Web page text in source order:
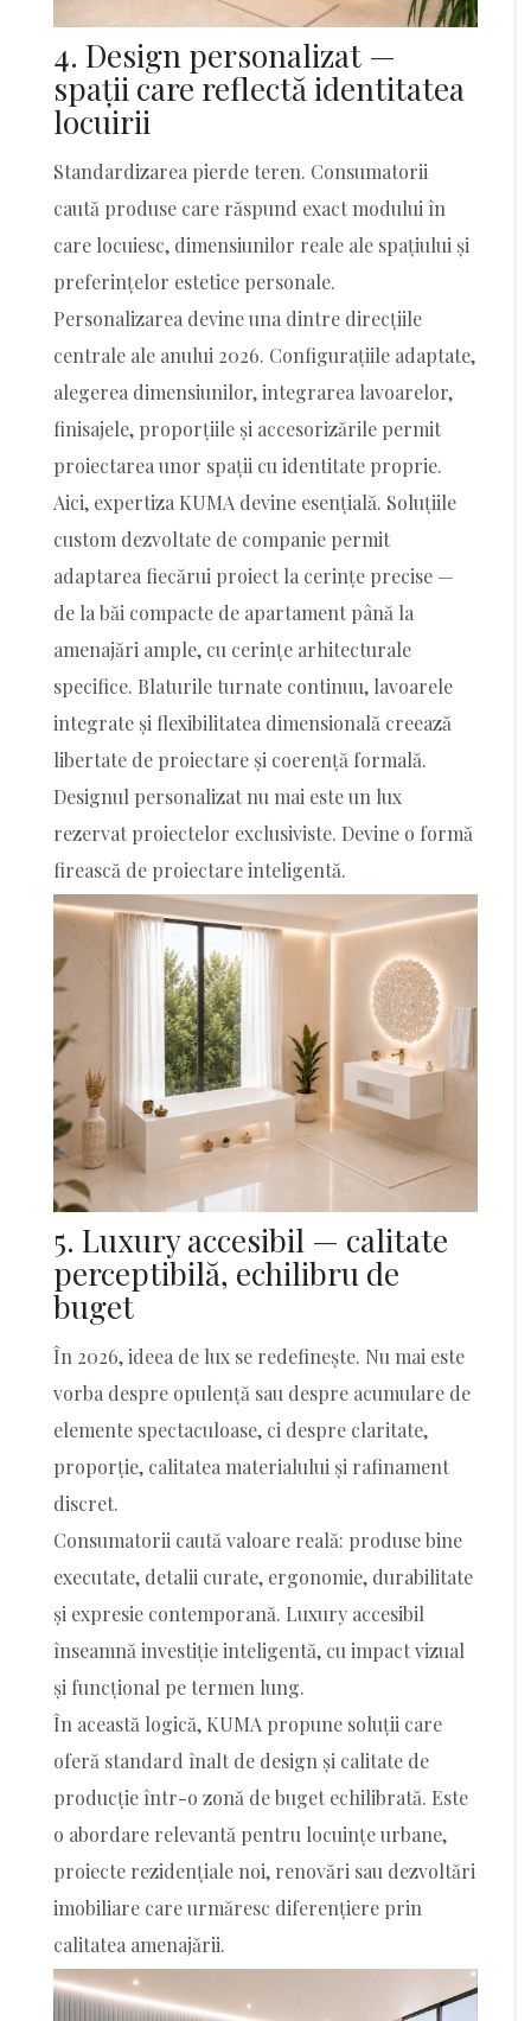
4. Design personalizat —
spații care reflectă identitatea
locuirii
Standardizarea pierde teren. Consumatorii
caută produse care răspund exact modului în
care locuiesc, dimensiunilor reale ale spațiului și
preferințelor estetice personale.
Personalizarea devine una dintre direcțiile
centrale ale anului 2026. Configurațiile adaptate,
alegerea dimensiunilor, integrarea lavoarelor,
finisajele, proporțiile și accesorizările permit
proiectarea unor spații cu identitate proprie.
Aici, expertiza KUMA devine esențială. Soluțiile
custom dezvoltate de companie permit
adaptarea fiecărui proiect la cerințe precise —
de la băi compacte de apartament până la
amenajări ample, cu cerințe arhitecturale
specifice. Blaturile turnate continuu, lavoarele
integrate și flexibilitatea dimensională creează
libertate de proiectare și coerență formală.
Designul personalizat nu mai este un lux
rezervat proiectelor exclusiviste. Devine o formă
firească de proiectare inteligentă.
5. Luxury accesibil — calitate
perceptibilă, echilibru de
buget
În 2026, ideea de lux se redefinește. Nu mai este
vorba despre opulență sau despre acumulare de
elemente spectaculoase, ci despre claritate,
proporție, calitatea materialului și rafinament
discret.
Consumatorii caută valoare reală: produse bine
executate, detalii curate, ergonomie, durabilitate
și expresie contemporană. Luxury accesibil
înseamnă investiție inteligentă, cu impact vizual
și funcțional pe termen lung.
În această logică, KUMA propune soluții care
oferă standard înalt de design și calitate de
producție într-o zonă de buget echilibrată. Este
o abordare relevantă pentru locuințe urbane,
proiecte rezidențiale noi, renovări sau dezvoltări
imobiliare care urmăresc diferențiere prin
calitatea amenajării.